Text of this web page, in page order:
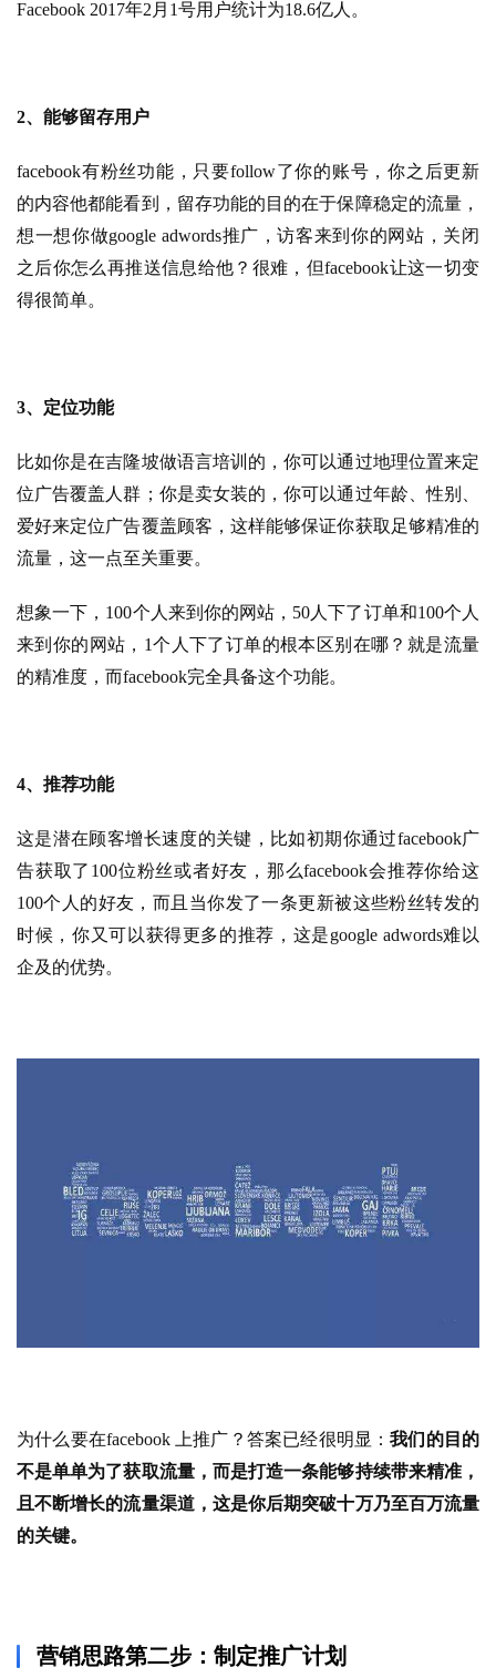
Facebook 2017年2月1号用户统计为18.6亿人。
2、能够留存用户
facebook有粉丝功能，只要follow了你的账号，你之后更新
的内容他都能看到，留存功能的目的在于保障稳定的流量，
想一想你做google adwords推广，访客来到你的网站，关闭
之后你怎么再推送信息给他？很难，但facebook让这一切变
得很简单。
3、定位功能
比如你是在吉隆坡做语言培训的，你可以通过地理位置来定
位广告覆盖人群；你是卖女装的，你可以通过年龄、性别、
爱好来定位广告覆盖顾客，这样能够保证你获取足够精准的
流量，这一点至关重要。
想象一下，100个人来到你的网站，50人下了订单和100个人
来到你的网站，1个人下了订单的根本区别在哪？就是流量
的精准度，而facebook完全具备这个功能。
4、推荐功能
这是潜在顾客增长速度的关键，比如初期你通过facebook广
告获取了100位粉丝或者好友，那么facebook会推荐你给这
100个人的好友，而且当你发了一条更新被这些粉丝转发的
时候，你又可以获得更多的推荐，这是google adwords难以
企及的优势。
为什么要在facebook 上推广？答案已经很明显：我们的目的
不是单单为了获取流量，而是打造一条能够持续带来精准，
且不断增长的流量渠道，这是你后期突破十万乃至百万流量
的关键。
营销思路第二步：制定推广计划